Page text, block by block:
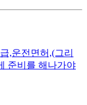
,운전면허,(그리
준비를 해나가야